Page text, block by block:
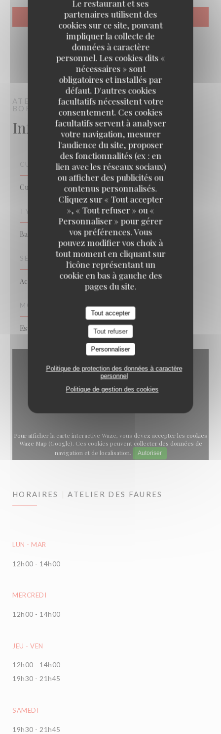
Le restaurant et ses
partenaires utilisent des
cookies sur ce site, pouvant
impliquer la collecte de
données à caractère
personnel. Les cookies dits «
nécessaires » sont
obligatoires et installés par
défaut. D'autres cookies
facultatifs nécessitent votre
consentement. Ces cookies
facultatifs servent à analyser
votre navigation, mesurer
l'audience du site, proposer
des fonctionnalités (ex : en
lien avec les réseaux sociaux)
ou afficher des publicités ou
contenus personnalisés.
Cliquez sur « Tout accepter
», « Tout refuser » ou «
Personnaliser » pour gérer
vos préférences. Vous
pouvez modifier vos choix à
tout moment en cliquant sur
l'icône représentant un
cookie en bas à gauche des
pages du site.
Tout accepter
Tout refuser
Personnaliser
Politique de protection des données à caractère
personnel
Politique de gestion des cookies
ATELIER DES FAURESBAR RESTAURANT
BORDEAUX
Infos pratiques
CUISINE
Cuisine Créative, Cuisine Traditionnelle, Bistronomique
TYPE DE RESTAURANT
Bar Restaurant
SERVICES
Achat de vin, Vente à emporter
MOYENS DE PAIEMENT
Espèces, Carte Bleue
Pour afficher la carte interactive Waze, vous devez accepter les cookies
Waze Map (Google). Ces cookies peuvent collecter des données de
navigation et de localisation.
Autoriser
HORAIRES ATELIER DES FAURES
LUN - MAR
12h00 - 14h00
MERCREDI
12h00 - 14h00
JEU - VEN
12h00 - 14h00
19h30 - 21h45
SAMEDI
19h30 - 21h45